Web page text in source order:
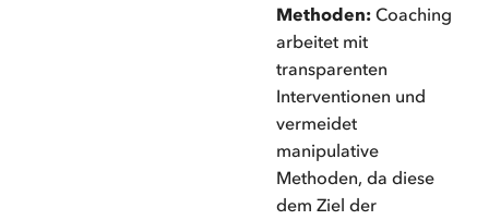
Methoden: Coaching
arbeitet mit
transparenten
Interventionen und
vermeidet
manipulative
Methoden, da diese
dem Ziel der